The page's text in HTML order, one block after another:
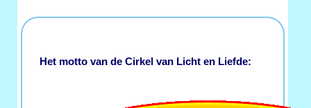
Het motto van de Cirkel van Licht en Liefde: